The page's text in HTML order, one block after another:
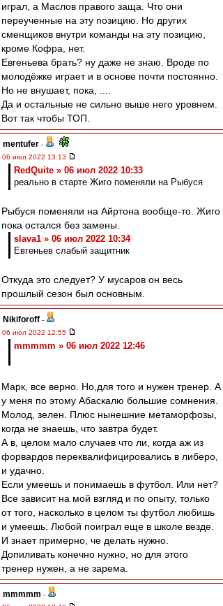
играл, а Маслов правого заща. Что они
переученные на эту позицию. Но других
сменщиков внутри команды на эту позицию,
кроме Кофра, нет.
Евгеньева брать? ну даже не знаю. Вроде по
молодёжке играет и в основе почти постоянно.
Но не внушает, пока, ....
Да и остальные не сильно выше него уровнем.
Вот так чтобы ТОП.
mentufer -
06 июл 2022 13:13
RedQuite » 06 июл 2022 10:33
реально в старте Жиго поменяли на Рыбуся
Рыбуся поменяли на Айртона вообще-то. Жиго
пока остался без замены.
slava1 » 06 июл 2022 10:34
Евгеньев слабый защитник
Откуда это следует? У мусаров он весь
прошлый сезон был основным.
Nikiforoff -
06 июл 2022 12:55
mmmmm » 06 июл 2022 12:46
Марк, все верно. Но,для того и нужен тренер. А
у меня по этому Абаскалю большие сомнения.
Молод, зелен. Плюс нынешние метаморфозы,
когда не знаешь, что завтра будет.
А в, целом мало случаев что ли, когда аж из
форвардов переквалифицировались в либеро,
и удачно.
Если умеешь и понимаешь в футбол. Или нет?
Все зависит на мой взгляд и по опыту, только
от того, насколько в целом ты футбол любишь
и умеешь. Любой поиграл еще в школе везде.
И знает примерно, че делать нужно.
Допиливать конечно нужно, но для этого
тренер нужен, а не зарема.
mmmmm -